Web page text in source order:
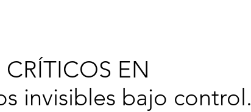
EN
invisibles bajo control.